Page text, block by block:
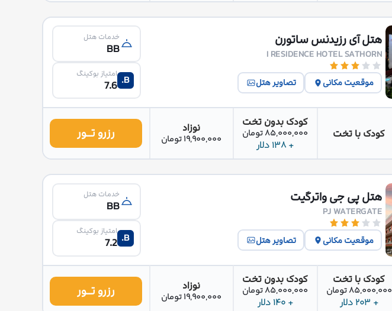
هتل آی رزیدنس ساتورن
I RESIDENCE HOTEL SATHORN
موقعیت مکانی تصاویر هتل
خدمات هتل
BB
B. امتیاز بوکینگ
7.6
کودک با تخت
کودک بدون تخت
85,000,000 تومان
+ 138 دلار
نوزاد
19,900,000 تومان رزرو تــور
هتل پی جی واترگیت
PJ WATERGATE
موقعیت مکانی تصاویر هتل
خدمات هتل
BB
B. امتیاز بوکینگ
7.2
کودک با تخت
85,000,000 تومان
+ 203 دلار
کودک بدون تخت
85,000,000 تومان
+ 140 دلار
نوزاد
19,900,000 تومان رزرو تــور